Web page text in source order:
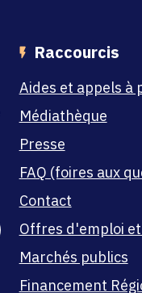
Raccourcis
Aides et appels à
Médiathèque
Presse
FAQ (foires aux
Contact
Offres d'emploi
Marchés publics
Financement